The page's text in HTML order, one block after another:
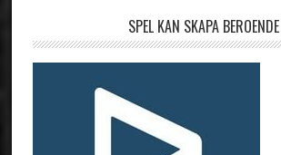
SPEL KAN SKAPA BEROENDE